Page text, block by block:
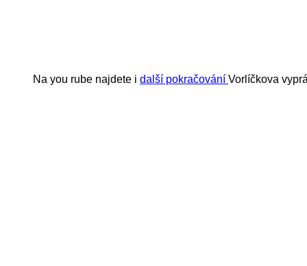
Na you rube najdete i další pokračováníVorlíčkova